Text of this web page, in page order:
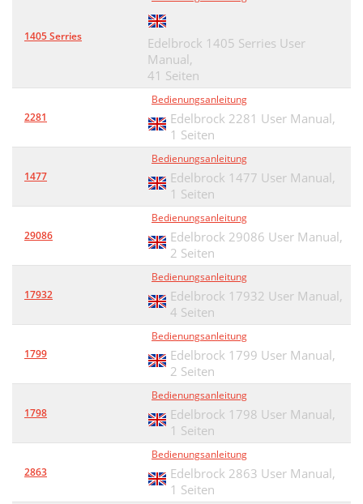
1405 Serries
Edelbrock 1405 Serries User
Manual,
41 Seiten
2281
Bedienungsanleitung
Edelbrock 2281 User Manual,
1 Seiten
1477
Bedienungsanleitung
Edelbrock 1477 User Manual,
1 Seiten
29086
Bedienungsanleitung
Edelbrock 29086 User Manual,
2 Seiten
17932
Bedienungsanleitung
Edelbrock 17932 User Manual,
4 Seiten
1799
Bedienungsanleitung
Edelbrock 1799 User Manual,
2 Seiten
1798
Bedienungsanleitung
Edelbrock 1798 User Manual,
1 Seiten
2863
Bedienungsanleitung
Edelbrock 2863 User Manual,
1 Seiten